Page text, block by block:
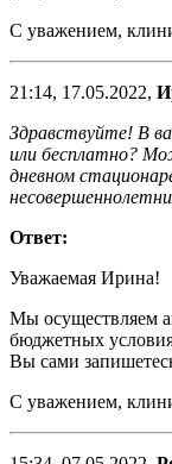
С уважением,
21:14, 17.05.2022,
Здравствуйте! В
или бесплатно?
дневном
Ответ:
Уважаемая Ирина!
Мы осуществляем
бюджетных
Вы сами
С уважением,